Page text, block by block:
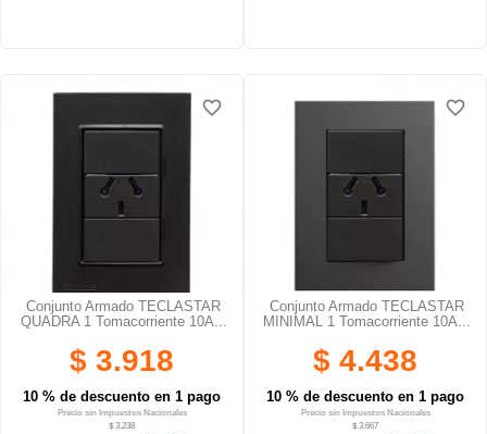
Conjunto Armado TECLASTAR
QUADRA 1 Tomacorriente 10A...
$ 3.918
10 % de descuento en 1 pago
Precio sin Impuestos Nacionales
$ 3.238
favorite_border
favorite_border
favorite_border
Conjunto Armado TECLASTAR
MINIMAL 1 Tomacorriente 10A...
$ 4.438
10 % de descuento en 1 pago
Precio sin Impuestos Nacionales
$ 3.667
favorite_border
favorite_border
favorite_border